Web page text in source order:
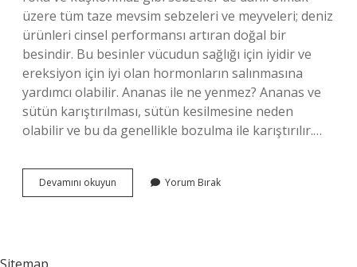
üzere tüm taze mevsim sebzeleri ve meyveleri; deniz
ürünleri cinsel performansı artıran doğal bir
besindir. Bu besinler vücudun sağlığı için iyidir ve
ereksiyon için iyi olan hormonların salınmasına
yardımcı olabilir. Ananas ile ne yenmez? Ananas ve
sütün karıştırılması, sütün kesilmesine neden
olabilir ve bu da genellikle bozulma ile karıştırılır.…
Devamını okuyun Ananasın
Orta
Yorum Bırak